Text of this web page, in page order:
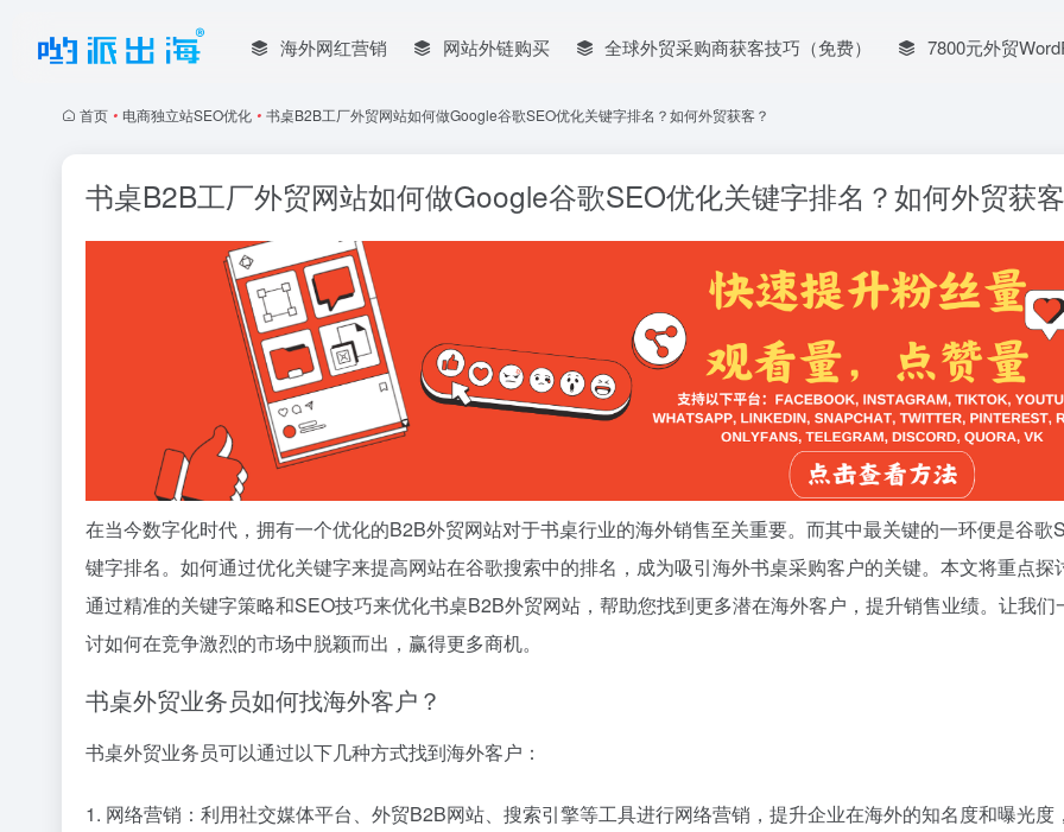
海外网红营销 网站外链购买 全球外贸采购商获客技巧（免费） 7800元外贸
首页 • 电商独立站SEO优化 • 书桌B2B工厂外贸网站如何做Google谷歌SEO优化关键字排名？如何外贸获客？
书桌B2B工厂外贸网站如何做Google谷歌SEO优化关键字排名？如何外贸获
在当今数字化时代，拥有一个优化的B2B外贸网站对于书桌行业的海外销售至关重要。而其中最关键的一环便是谷歌
键字排名。如何通过优化关键字来提高网站在谷歌搜索中的排名，成为吸引海外书桌采购客户的关键。本文将重点探
通过精准的关键字策略和SEO技巧来优化书桌B2B外贸网站，帮助您找到更多潜在海外客户，提升销售业绩。让我们
讨如何在竞争激烈的市场中脱颖而出，赢得更多商机。
书桌外贸业务员如何找海外客户？
书桌外贸业务员可以通过以下几种方式找到海外客户：
1. 网络营销：利用社交媒体平台、外贸B2B网站、搜索引擎等工具进行网络营销，提升企业在海外的知名度和曝光度